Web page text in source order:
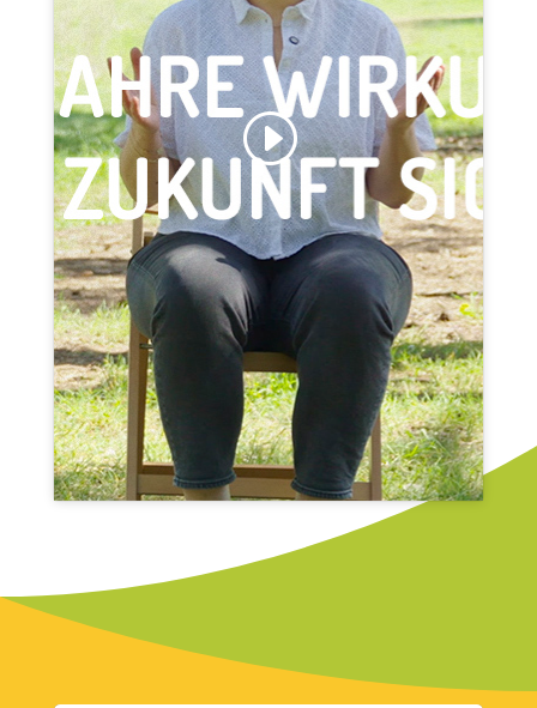
Klicke hier, um Marketing-Cookies zu
akzeptieren und diesen Inhalt zu aktivieren